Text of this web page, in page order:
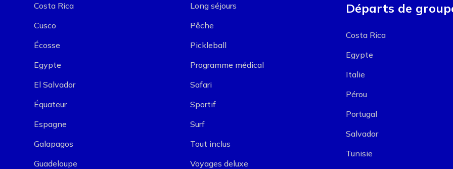
Costa Rica
Cusco
Écosse
Egypte
El Salvador
Équateur
Espagne
Galapagos
Guadeloupe
Long séjours
Pêche
Pickleball
Programme médical
Safari
Sportif
Surf
Tout inclus
Voyages deluxe
Départs de
Costa Rica
Egypte
Italie
Pérou
Portugal
Salvador
Tunisie